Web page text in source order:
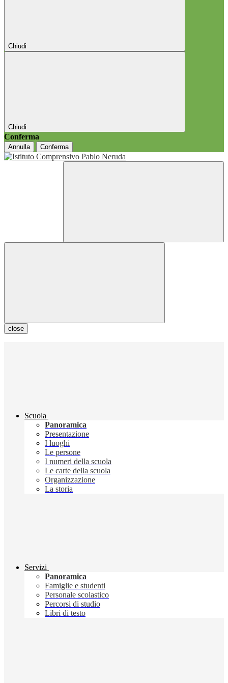
Chiudi
Chiudi
Conferma
Annulla Conferma
close
Scuola
Panoramica
Presentazione
I luoghi
Le persone
I numeri della scuola
Le carte della scuola
Organizzazione
La storia
Servizi
Panoramica
Famiglie e studenti
Personale scolastico
Percorsi di studio
Libri di testo